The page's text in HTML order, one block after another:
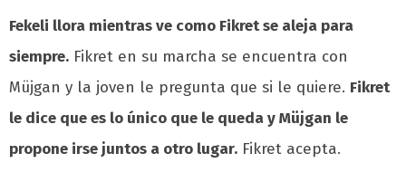
Fekeli llora mientras ve como Fikret se aleja para
siempre. Fikret en su marcha se encuentra con
Müjgan y la joven le pregunta que si le quiere. Fikret
le dice que es lo único que le queda y Müjgan le
propone irse juntos a otro lugar. Fikret acepta.